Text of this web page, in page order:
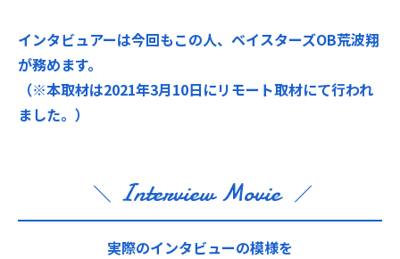
インタビュアーは今回もこの人、ベイスターズOB荒波翔
が務めます。
（※本取材は2021年3月10日にリモート取材にて行われ
ました。）
Interview Movie
実際のインタビューの模様を